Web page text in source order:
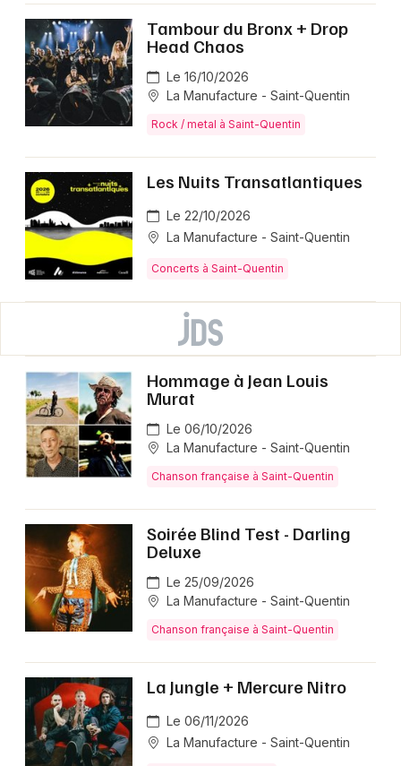
Tambour du Bronx + Drop
Head Chaos
Le 16/10/2026
La Manufacture - Saint-Quentin
Rock / metal à Saint-Quentin
Les Nuits Transatlantiques
Le 22/10/2026
La Manufacture - Saint-Quentin
Concerts à Saint-Quentin
Hommage à Jean Louis
Murat
Le 06/10/2026
La Manufacture - Saint-Quentin
Chanson française à Saint-Quentin
Soirée Blind Test - Darling
Deluxe
Le 25/09/2026
La Manufacture - Saint-Quentin
Chanson française à Saint-Quentin
La Jungle + Mercure Nitro
Le 06/11/2026
La Manufacture - Saint-Quentin